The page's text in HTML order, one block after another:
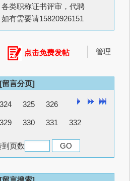
各类职称证书评审，代聘
如有需要请15820926151
点击免费发帖 管理
[留言分页]
324 325 326
329 330 331 332
页数